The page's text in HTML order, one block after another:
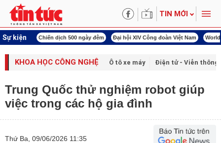
TIN MỚI
Sự kiện
mạng Chiến dịch 500 ngày đêm Đại hội XIV Công đoàn Việt Nam World
KHOA HỌC CÔNG NGHỆ Ô tô xe máy Điện tử - Viễn thông
Trung Quốc thử nghiệm robot giúp
việc trong các hộ gia đình
Thứ Ba, 09/06/2026 11:35